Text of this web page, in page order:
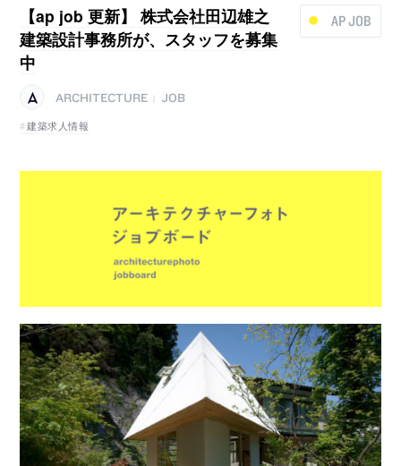
AP JOB
【ap job 更新】 株式会社田辺雄之
建築設計事務所が、スタッフを募集
中
ARCHITECTURE
JOB
建築求人情報